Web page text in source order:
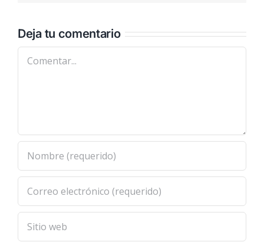
Deja tu comentario
Comentar